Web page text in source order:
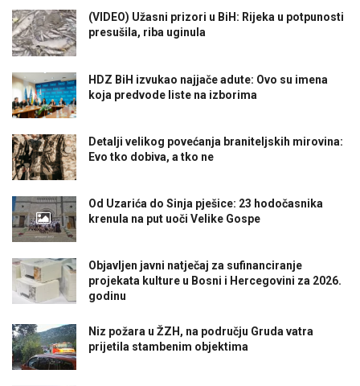
(VIDEO) Užasni prizori u BiH: Rijeka u potpunosti
presušila, riba uginula
HDZ BiH izvukao najjače adute: Ovo su imena
koja predvode liste na izborima
Detalji velikog povećanja braniteljskih mirovina:
Evo tko dobiva, a tko ne
Od Uzarića do Sinja pješice: 23 hodočasnika
krenula na put uoči Velike Gospe
Objavljen javni natječaj za sufinanciranje
projekata kulture u Bosni i Hercegovini za 2026.
godinu
Niz požara u ŽZH, na području Gruda vatra
prijetila stambenim objektima